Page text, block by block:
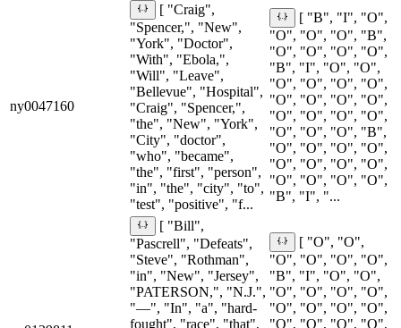
ny0047160
[ "Craig",
"Spencer,", "New",
"York", "Doctor",
"With", "Ebola,",
"Will", "Leave",
"Bellevue", "Hospital",
"Craig", "Spencer,",
"the", "New", "York",
"City", "doctor",
"who", "became",
"the", "first", "person",
"in", "the", "city", "to",
"test", "positive", "f...
[ "B", "I", "O",
"O", "O", "O", "B",
"O", "O", "O", "O",
"B", "I", "O", "O",
"O", "O", "O", "O",
"O", "O", "O", "O",
"O", "O", "O", "O",
"O", "O", "O", "B",
"O", "O", "O", "O",
"O", "O", "O", "O",
"O", "O", "O", "O",
"B", "I", "...
[ "Bill",
"Pascrell", "Defeats",
"Steve", "Rothman",
"in", "New", "Jersey",
"PATERSON,", "N.J.",
"—", "In", "a", "hard-
fought", "race", "that",
[ "O", "O",
"O", "O", "O", "O",
"B", "I", "O", "O",
"O", "O", "O", "O",
"O", "O", "O", "O",
"O", "O", "O", "O",